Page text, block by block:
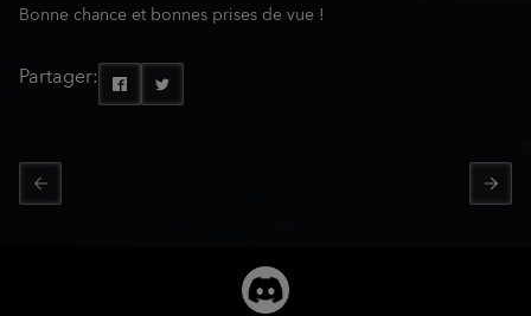
Bonne chance et bonnes prises de vue !
Partager: